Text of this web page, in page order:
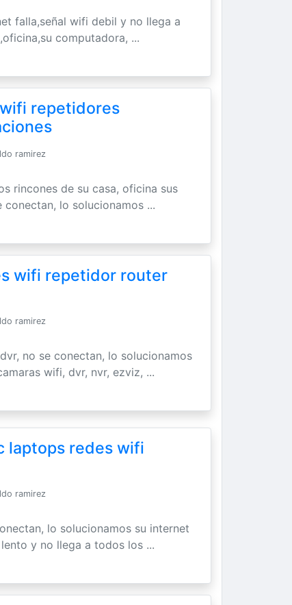
falla,señal wifi debil y no llega a
computadora, ...
repetidores
ramirez
rincones de su casa, oficina sus
conectan, lo solucionamos ...
wifi repetidor router
ramirez
no se conectan, lo solucionamos
wifi, dvr, nvr, ezviz, ...
laptops redes wifi
ramirez
lo solucionamos su internet
y no llega a todos los ...